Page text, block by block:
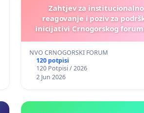
Zahtjev za institucionalno
reagovanje i poziv za
inicijativi Crnogorskog
žena, postizanju ženske
odbranu ugleda Crne Gore
NVO CRNOGORSKI FORUM
120 potpisi
120 Potpisi / 2026
2 Jun 2026